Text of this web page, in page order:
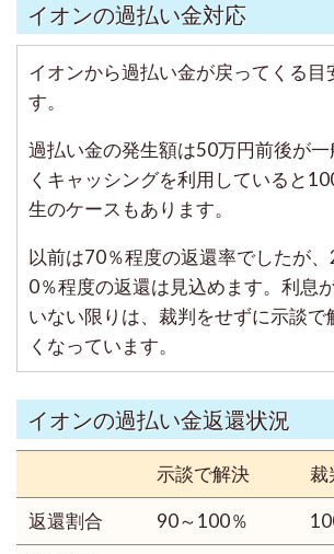
イオンの過払い金対応
イオンから過払い金が戻ってくる目
す。
過払い金の発生額は50万円前後が
くキャッシングを利用していると
生のケースもあります。
以前は70％程度の返還率でしたが
0％程度の返還は見込めます。利息
いない限りは、裁判をせずに示談で
くなっています。
イオンの過払い金返還状況
示談で解決 裁
返還割合 90～100％